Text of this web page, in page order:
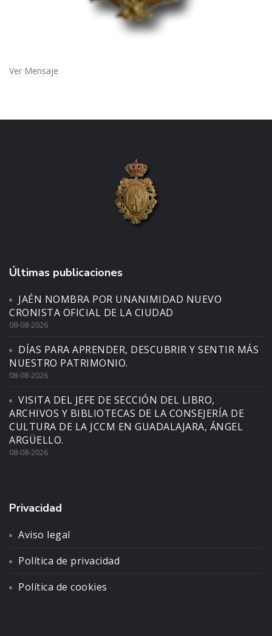
Ver Mensaje
Últimas publicaciones
JAÉN NOMBRA POR UNANIMIDAD NUEVO
CRONISTA OFICIAL DE LA CIUDAD
08-08-2026
DÍAS PARA APRENDER, DESCUBRIR Y SENTIR MÁS
NUESTRO PATRIMONIO.
08-08-2026
VISITA DEL JEFE DE SECCIÓN DEL LIBRO,
ARCHIVOS Y BIBLIOTECAS DE LA CONSEJERÍA DE
CULTURA DE LA JCCM EN GUADALAJARA, ÁNGEL
ARGÜELLO.
08-08-2026
Privacidad
Aviso legal
Política de privacidad
Política de cookies